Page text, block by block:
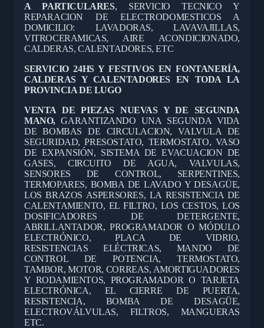
A PARTICULARES, SERVICIO TECNICO Y
REPARACION DE ELECTRODOMESTICOS A
DOMICILIO: LAVADORAS, LAVAVAJILLAS,
VITROCERAMICAS, AIRE ACONDICIONADO,
CALDERAS, CALENTADORES, ETC
SERVICIO 24HS Y FESTIVOS EN FONTANERÍA,
CALDERAS Y CALENTADORES EN TODA LA
PROVINCIA DE LUGO
VENTA DE PIEZAS NUEVAS Y DE SEGUNDA
MANO, GARANTIZANDO UNA SEGUNDA VIDA
DE BOMBAS DE CIRCULACION, VALVULA DE
SEGURIDAD, PRESOSTATO, TERMOSTATO, VASO
DE EXPANSIÓN, SISTEMA DE EVACUACION DE
GASES, CIRCUITO DE AGUA, VALVULAS,
SENSORES DE CONTROL, SERPENTINES,
TERMOPARES, BOMBA DE LAVADO Y DESAGÜE,
LOS BRAZOS ASPERSORES, LA RESISTENCIA DE
CALENTAMIENTO, EL FILTRO, LOS CESTOS, LOS
DOSIFICADORES DE DETERGENTE,
ABRILLANTADOR, PROGRAMADOR O MÓDULO
ELECTRÓNICO, PLACA DE VIDRIO,
RESISTENCIAS ELÉCTRICAS, MANDO DE
CONTROL DE POTENCIA, TERMOSTATO,
TAMBOR, MOTOR, CORREAS, AMORTIGUADORES
Y RODAMIENTOS, PROGRAMADOR O TARJETA
ELECTRÓNICA, EL CIERRE DE PUERTA,
RESISTENCIA, BOMBA DE DESAGÜE,
ELECTROVÁLVULAS, FILTROS, MANGUERAS
ETC.